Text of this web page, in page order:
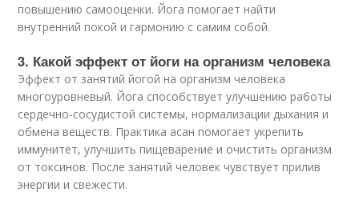
повышению самооценки. Йога помогает найти
внутренний покой и гармонию с самим собой.
3. Какой эффект от йоги на организм человека
Эффект от занятий йогой на организм человека
многоуровневый. Йога способствует улучшению работы
сердечно-сосудистой системы, нормализации дыхания и
обмена веществ. Практика асан помогает укрепить
иммунитет, улучшить пищеварение и очистить организм
от токсинов. После занятий человек чувствует прилив
энергии и свежести.